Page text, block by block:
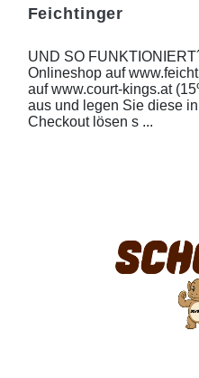
Feichtinger
UND SO
Onlineshop auf
auf www.court-kings.at
aus und legen Sie diese
Checkout lösen s ...